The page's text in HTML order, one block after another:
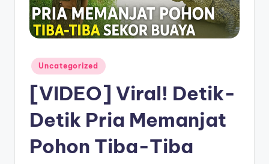
ri
Posted
in
Uncategorized
[VIDEO] Viral! Detik-
Detik Pria Memanjat
Pohon Tiba-Tiba